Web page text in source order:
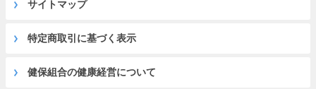
サイトマップ
特定商取引に基づく表示
健保組合の健康経営について